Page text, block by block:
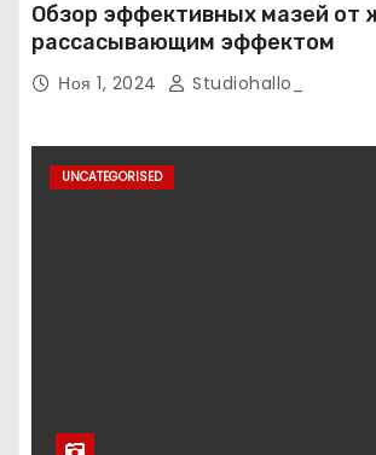
Обзор эффективных мазей от
рассасывающим эффектом
Ноя 1, 2024 Studiohallo_
UNCATEGORISED